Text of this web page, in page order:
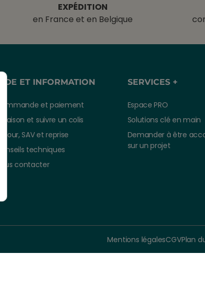
EXPÉDITION
en France et en Belgique
AIDE ET INFORMATION
Commande et paiement
Livraison et suivre un colis
Retour, SAV et reprise
Conseils techniques
Nous contacter
SERVICES +
Espace PRO
Solutions clé en main
Demander à être
sur un projet
Mentions légalesCGVPlan